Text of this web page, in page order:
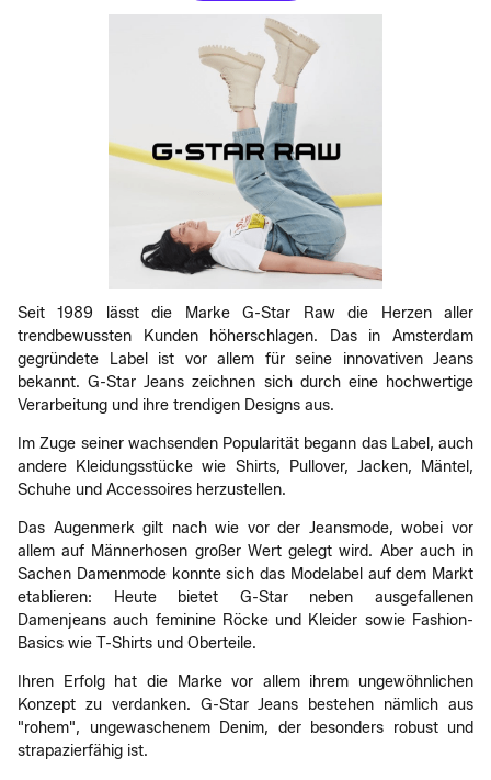
Seit 1989 lässt die Marke G-Star Raw die Herzen aller
trendbewussten Kunden höherschlagen. Das in Amsterdam
gegründete Label ist vor allem für seine innovativen Jeans
bekannt. G-Star Jeans zeichnen sich durch eine hochwertige
Verarbeitung und ihre trendigen Designs aus.
Im Zuge seiner wachsenden Popularität begann das Label, auch
andere Kleidungsstücke wie Shirts, Pullover, Jacken, Mäntel,
Schuhe und Accessoires herzustellen.
Das Augenmerk gilt nach wie vor der Jeansmode, wobei vor
allem auf Männerhosen großer Wert gelegt wird. Aber auch in
Sachen Damenmode konnte sich das Modelabel auf dem Markt
etablieren: Heute bietet G-Star neben ausgefallenen
Damenjeans auch feminine Röcke und Kleider sowie Fashion-
Basics wie T-Shirts und Oberteile.
Ihren Erfolg hat die Marke vor allem ihrem ungewöhnlichen
Konzept zu verdanken. G-Star Jeans bestehen nämlich aus
"rohem", ungewaschenem Denim, der besonders robust und
strapazierfähig ist.